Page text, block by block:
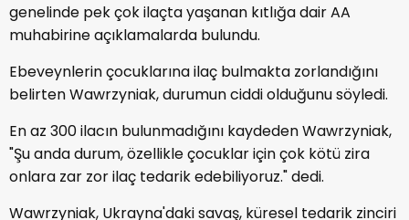
genelinde pek çok ilaçta yaşanan kıtlığa dair AA
muhabirine açıklamalarda bulundu.
Ebeveynlerin çocuklarına ilaç bulmakta zorlandığını
belirten Wawrzyniak, durumun ciddi olduğunu söyledi.
En az 300 ilacın bulunmadığını kaydeden Wawrzyniak,
"Şu anda durum, özellikle çocuklar için çok kötü zira
onlara zar zor ilaç tedarik edebiliyoruz." dedi.
Wawrzyniak, Ukrayna'daki savaş, küresel tedarik zinciri